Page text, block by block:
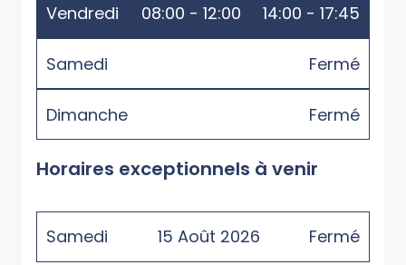
Vendredi 08:00 - 12:00 14:00 - 17:45
Samedi Fermé
Dimanche Fermé
Horaires exceptionnels à venir
Samedi 15 Août 2026 Fermé